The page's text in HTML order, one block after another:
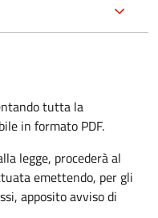
tutta la
in formato PDF.
legge, procederà al
emettendo, per gli
apposito avviso di